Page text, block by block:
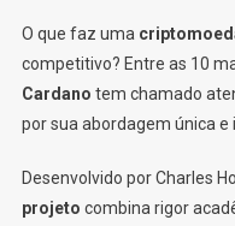
O que faz uma
competitivo? Entre as 10
Cardano tem chamado
por sua abordagem única e
Desenvolvido por Charles
projeto combina rigor